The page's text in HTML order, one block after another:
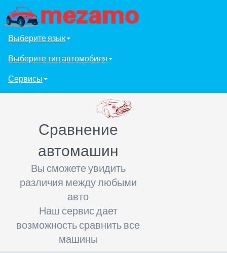
Выберите язык
Выберите тип автомобиля
Сервисы
Сравнение
автомашин
Вы сможете увидить
различия между любыми
авто
Наш сервис дает
возможность сравнить все
машины